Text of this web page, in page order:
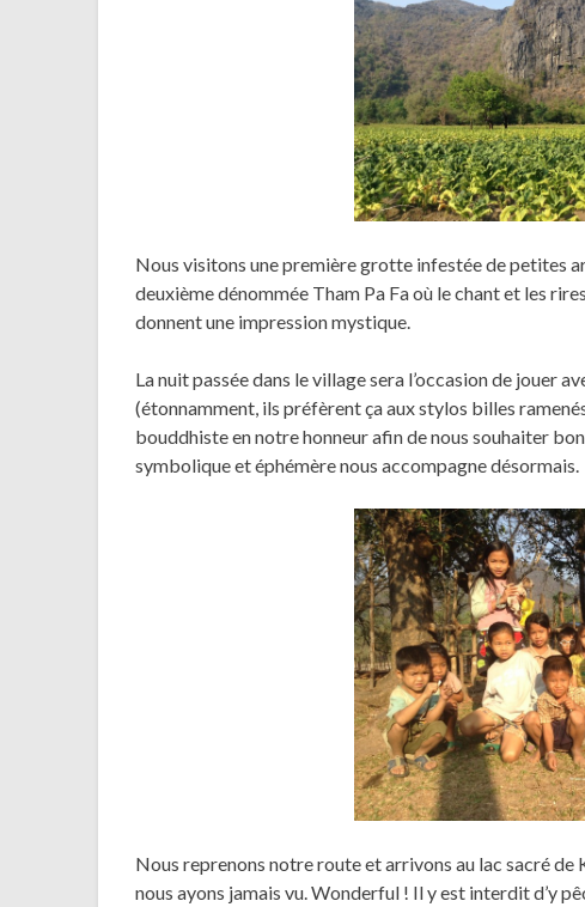
Nous visitons une première grotte infestée de petites
deuxième dénommée Tham Pa Fa où le chant et les
donnent une impression mystique.
La nuit passée dans le village sera l’occasion de jouer
(étonnamment, ils préfèrent ça aux stylos billes
bouddhiste en notre honneur afin de nous souhaiter
symbolique et éphémère nous accompagne désormais.
Nous reprenons notre route et arrivons au lac sacré de
nous ayons jamais vu. Wonderful ! Il y est interdit d’y